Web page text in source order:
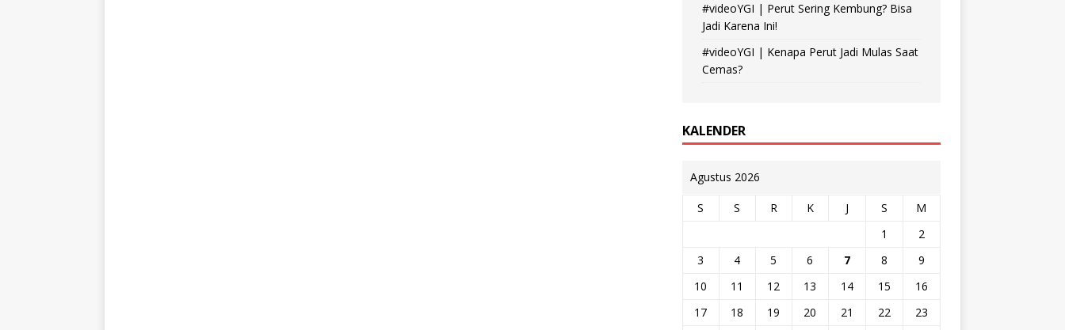
#videoYGI | Perut Sering Kembung? Bisa
Jadi Karena Ini!
#videoYGI | Kenapa Perut Jadi Mulas Saat
Cemas?
KALENDER
Agustus 2026
S S R K J S
M
1
2
3
4 5 6 7 8
9
10
11 12 13 14 15
16
17
18 19 20 21 22
23